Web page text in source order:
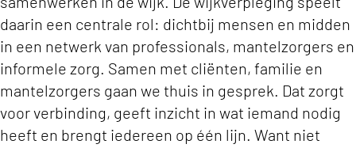
daarin een centrale rol: dichtbij mensen en midden
in een netwerk van professionals, mantelzorgers en
informele zorg. Samen met cliënten, familie en
mantelzorgers gaan we thuis in gesprek. Dat zorgt
voor verbinding, geeft inzicht in wat iemand nodig
heeft en brengt iedereen op één lijn. Want niet